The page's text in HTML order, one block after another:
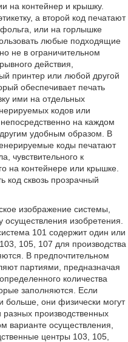
на контейнер и крышку.
а второй код печатают
или на горлышке
любые подходящие
не в ограничительном
действия,
принтер или любой другой
обеспечивает печать
ими на отдельных
кодов или
на каждом
удобным образом. В
коды печатают
чувствительного к
на контейнере или крышке.
код сквозь прозрачный
изображение системы,
изобретения.
101 содержит один или
105, 107 для производства
В предпочтительном
партиями, предназначая
количества
заполняются. Если
больше, они физически могут
производственных
варианте осуществления,
центры 103, 105,